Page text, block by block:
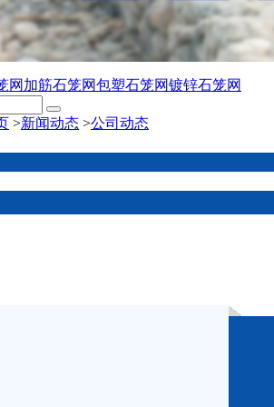
网 加筋石笼网包塑石笼网镀锌石笼网
>新闻动态 >公司动态